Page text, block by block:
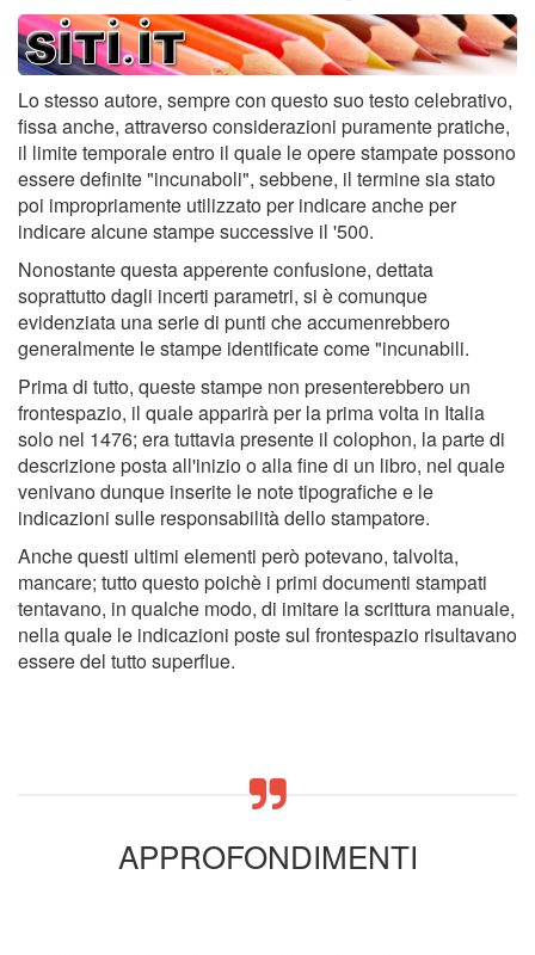
Lo stesso autore, sempre con questo suo testo celebrativo,
fissa anche, attraverso considerazioni puramente pratiche,
il limite temporale entro il quale le opere stampate possono
essere definite "incunaboli", sebbene, il termine sia stato
poi impropriamente utilizzato per indicare anche per
indicare alcune stampe successive il '500.
Nonostante questa apperente confusione, dettata
soprattutto dagli incerti parametri, si è comunque
evidenziata una serie di punti che accumenrebbero
generalmente le stampe identificate come "incunabili.
Prima di tutto, queste stampe non presenterebbero un
frontespazio, il quale apparirà per la prima volta in Italia
solo nel 1476; era tuttavia presente il colophon, la parte di
descrizione posta all'inizio o alla fine di un libro, nel quale
venivano dunque inserite le note tipografiche e le
indicazioni sulle responsabilità dello stampatore.
Anche questi ultimi elementi però potevano, talvolta,
mancare; tutto questo poichè i primi documenti stampati
tentavano, in qualche modo, di imitare la scrittura manuale,
nella quale le indicazioni poste sul frontespazio risultavano
essere del tutto superflue.
APPROFONDIMENTI